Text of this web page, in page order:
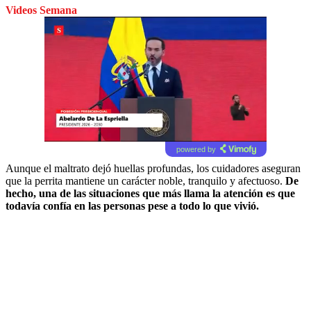
Videos Semana
powered by
Aunque el maltrato dejó huellas profundas, los cuidadores aseguran
que la perrita mantiene un carácter noble, tranquilo y afectuoso. De
hecho, una de las situaciones que más llama la atención es que
todavía confía en las personas pese a todo lo que vivió.